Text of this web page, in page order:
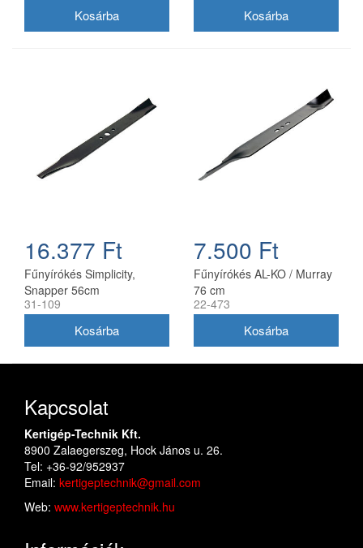
16.377 Ft
Fűnyírókés Simplicity,
Snapper 56cm
(1716695ASM)
31-109
7.500 Ft
Fűnyírókés AL-KO / Murray
76 cm
22-473
Kapcsolat
Kertigép-Technik Kft.
8900 Zalaegerszeg, Hock János u. 26.
Tel: +36-92/952937
Email: kertigeptechnik@gmail.com
Web: www.kertigeptechnik.hu